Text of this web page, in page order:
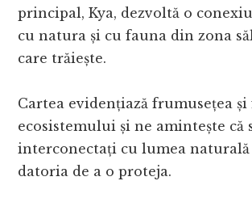
principal, Kya, dezvoltă o
cu natura și cu fauna din zona
care trăiește.
Cartea evidențiază frumusețea
ecosistemului și ne amintește că
interconectați cu lumea naturală
datoria de a o proteja.